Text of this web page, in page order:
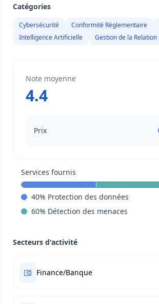
Catégories
Cybersécurité Conformité Réglementaire
Intelligence Artificielle
Gestion de la Relation
Note moyenne
4.4
Prix
Services fournis
40% Protection des données
60% Détection des menaces
Secteurs d'activité
Finance/Banque